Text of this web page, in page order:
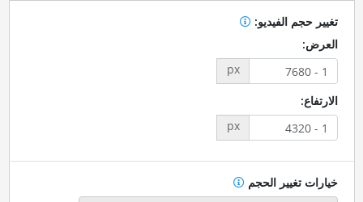
تغيير حجم الفيديو:
العرض:
px
الارتفاع:
px
خيارات تغيير الحجم